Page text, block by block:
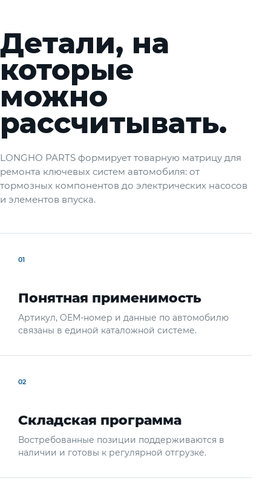
Детали, на
которые
можно
рассчитывать.
LONGHO PARTS формирует товарную матрицу для
ремонта ключевых систем автомобиля: от
тормозных компонентов до электрических насосов
и элементов впуска.
01
Понятная применимость
Артикул, OEM-номер и данные по автомобилю
связаны в единой каталожной системе.
02
Складская программа
Востребованные позиции поддерживаются в
наличии и готовы к регулярной отгрузке.